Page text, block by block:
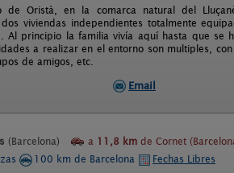
de Oristà, en la comarca natural del
viviendas independientes totalmente
Al principio la familia vivía aquí hasta que se
a realizar en el entorno son multiples,
de amigos, etc.
Email
(Barcelona) a 11,8 km de Cornet
100 km de Barcelona
Fechas Libres